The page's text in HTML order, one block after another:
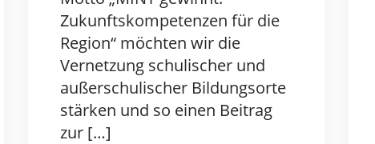
Zukunftskompetenzen für die
Region“ möchten wir die
Vernetzung schulischer und
außerschulischer Bildungsorte
stärken und so einen Beitrag
zur […]